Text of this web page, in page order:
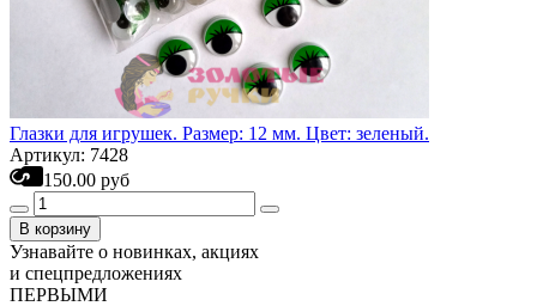
Глазки для игрушек. Размер: 12 мм. Цвет: зеленый.
Артикул: 7428
150.00 руб
В корзину
Узнавайте о новинках, акциях
и спецпредложениях
ПЕРВЫМИ